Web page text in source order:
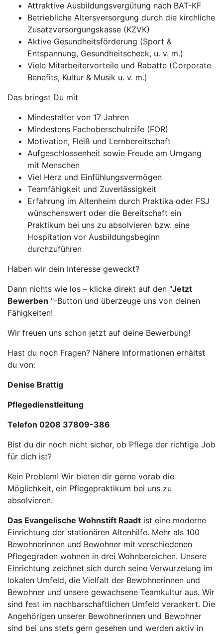
Attraktive Ausbildungsvergütung nach BAT-KF
Betriebliche Altersversorgung durch die kirchliche
Zusatzversorgungskasse (KZVK)
Aktive Gesundheitsförderung (Sport &
Entspannung, Gesundheitscheck, u. v. m.)
Viele Mitarbeitervorteile und Rabatte (Corporate
Benefits, Kultur & Musik u. v. m.)
Das bringst Du mit
Mindestalter von 17 Jahren
Mindestens Fachoberschulreife (FOR)
Motivation, Fleiß und Lernbereitschaft
Aufgeschlossenheit sowie Freude am Umgang
mit Menschen
Viel Herz und Einfühlungsvermögen
Teamfähigkeit und Zuverlässigkeit
Erfahrung im Altenheim durch Praktika oder FSJ
wünschenswert oder die Bereitschaft ein
Praktikum bei uns zu absolvieren bzw. eine
Hospitation vor Ausbildungsbeginn
durchzuführen
Haben wir dein Interesse geweckt?
Dann nichts wie los – klicke direkt auf den "Jetzt
Bewerben "-Button und überzeuge uns von deinen
Fähigkeiten!
Wir freuen uns schon jetzt auf deine Bewerbung!
Hast du noch Fragen? Nähere Informationen erhältst
du von:
Denise Brattig
Pflegedienstleitung
Telefon 0208 37809-386
Bist du dir noch nicht sicher, ob Pflege der richtige Job
für dich ist?
Kein Problem! Wir bieten dir gerne vorab die
Möglichkeit, ein Pflegepraktikum bei uns zu
absolvieren.
Das Evangelische Wohnstift Raadt ist eine moderne
Einrichtung der stationären Altenhilfe. Mehr als 100
Bewohnerinnen und Bewohner mit verschiedenen
Pflegegraden wohnen in drei Wohnbereichen. Unsere
Einrichtung zeichnet sich durch seine Verwurzelung im
lokalen Umfeld, die Vielfalt der Bewohnerinnen und
Bewohner und unsere gewachsene Teamkultur aus. Wir
sind fest im nachbarschaftlichen Umfeld verankert. Die
Angehörigen unserer Bewohnerinnen und Bewohner
sind bei uns stets gern gesehen und werden aktiv in